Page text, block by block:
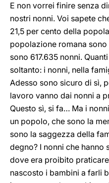
E non vorrei finire senza
nostri nonni. Voi sapete
21,5 per cento della
popolazione romana
sono 617.635 nonni.
soltanto: i nonni, nella
Adesso sono sicuro di sì,
lavoro vanno dai nonni a
Questo sì, si fa… Ma i
un popolo, che sono la
sono la saggezza della
degno? I nonni che hanno
dove era proibito
nascosto i bambini a farli